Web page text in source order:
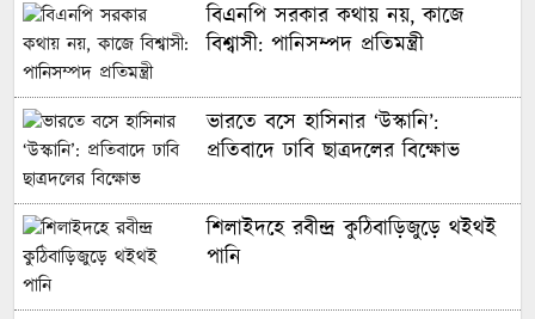
বিএনপি সরকার কথায় নয়, কাজে
বিশ্বাসী: পানিসম্পদ প্রতিমন্ত্রী
ভারতে বসে হাসিনার ‘উস্কানি’:
প্রতিবাদে ঢাবি ছাত্রদলের বিক্ষোভ
শিলাইদহে রবীন্দ্র কুঠিবাড়িজুড়ে থইথই
পানি